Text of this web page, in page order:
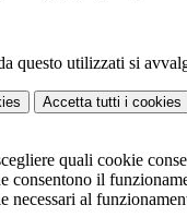
questo utilizzati si
Accetta tutti i cookies
quali cookie
consentono il
necessari al